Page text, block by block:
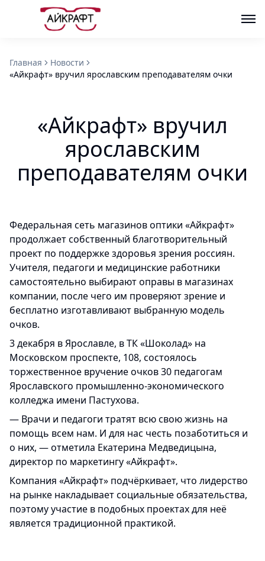
Главная
Новости
«Айкрафт» вручил ярославским преподавателям очки
«Айкрафт» вручил
ярославским
преподавателям очки
Федеральная сеть магазинов оптики «Айкрафт»
продолжает собственный благотворительный
проект по поддержке здоровья зрения россиян.
Учителя, педагоги и медицинские работники
самостоятельно выбирают оправы в магазинах
компании, после чего им проверяют зрение и
бесплатно изготавливают выбранную модель
очков.
3 декабря в Ярославле, в ТК «Шоколад» на
Московском проспекте, 108, состоялось
торжественное вручение очков 30 педагогам
Ярославского промышленно-экономического
колледжа имени Пастухова.
— Врачи и педагоги тратят всю свою жизнь на
помощь всем нам. И для нас честь позаботиться и
о них, — отметила Екатерина Медведицына,
директор по маркетингу «Айкрафт».
Компания «Айкрафт» подчёркивает, что лидерство
на рынке накладывает социальные обязательства,
поэтому участие в подобных проектах для неё
является традиционной практикой.